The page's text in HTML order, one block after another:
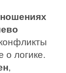
о логике.
,